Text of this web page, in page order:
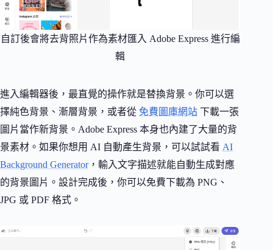
自訂後會將去背照片作為素材匯入 Adobe Express 進行編
輯
進入編輯器後，最直覺的操作就是替換背景。你可以選
擇純色背景、漸層背景，或者從 免費圖庫網站 下載一張
圖片當作新背景。Adobe Express 本身也內建了大量的背
景素材。如果你想用 AI 自動產生背景，可以試試看 AI
Background Generator，輸入文字描述就能自動生成對應
的背景圖片。設計完成後，你可以免費下載為 PNG、
JPG 或 PDF 格式。